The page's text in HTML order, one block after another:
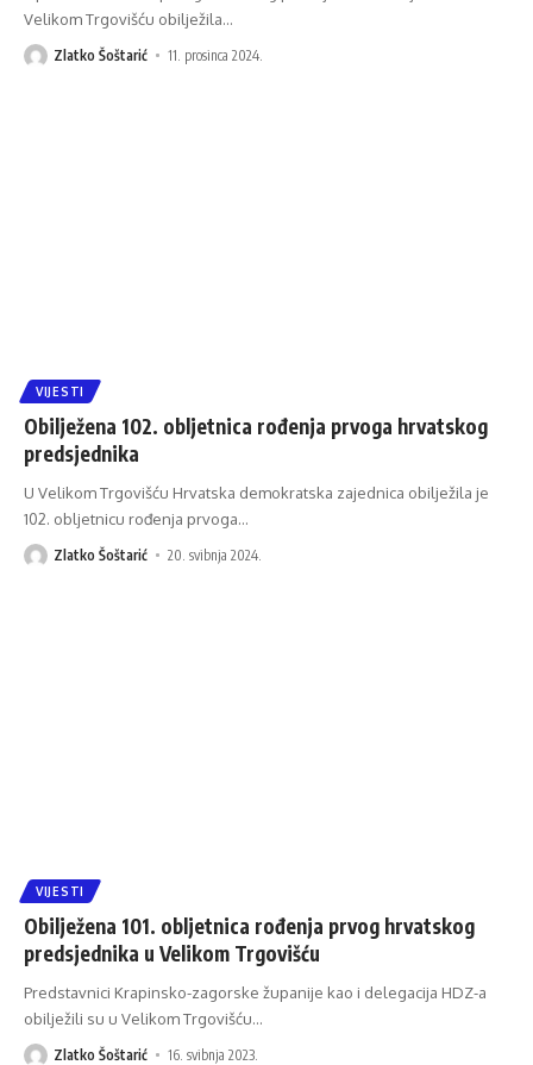
Velikom Trgovišću obilježila…
Zlatko Šoštarić 11. prosinca 2024.
VIJESTI
Obilježena 102. obljetnica rođenja prvoga hrvatskog
predsjednika
U Velikom Trgovišću Hrvatska demokratska zajednica obilježila je
102. obljetnicu rođenja prvoga…
Zlatko Šoštarić 20. svibnja 2024.
VIJESTI
Obilježena 101. obljetnica rođenja prvog hrvatskog
predsjednika u Velikom Trgovišću
Predstavnici Krapinsko-zagorske županije kao i delegacija HDZ-a
obilježili su u Velikom Trgovišću…
Zlatko Šoštarić 16. svibnja 2023.